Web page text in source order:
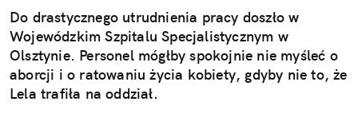
Do drastycznego utrudnienia pracy doszło w
Wojewódzkim Szpitalu Specjalistycznym w
Olsztynie. Personel mógłby spokojnie nie myśleć o
aborcji i o ratowaniu życia kobiety, gdyby nie to, że
Lela trafiła na oddział.